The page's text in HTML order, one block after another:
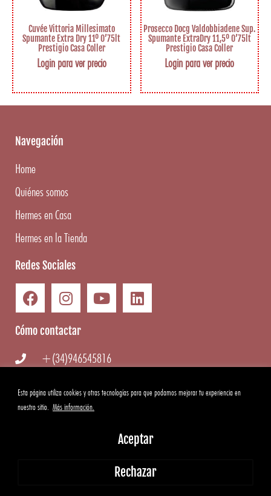
Esta página utiliza cookies y otras tecnologías para que podamos mejorar tu experiencia en
nuestro sitio. Más información.
Rechazar
Aceptar
Cuvée Vittoria Millesimato
Spumante Extra Dry 11º 0’75lt
Prestigio Casa Coller
Login para ver precio
Prosecco Docg Valdobbiadene Sup.
Spumante ExtraDry 11,5º 0’75lt
Prestigio Casa Coller
Login para ver precio
Navegación
Home
Quiénes somos
Hermes en Casa
Hermes en la Tienda
Redes Sociales
Cómo contactar
+(34)946545816
info@hermesgourmet.com
WhatsApp
Hermes Gourmet|